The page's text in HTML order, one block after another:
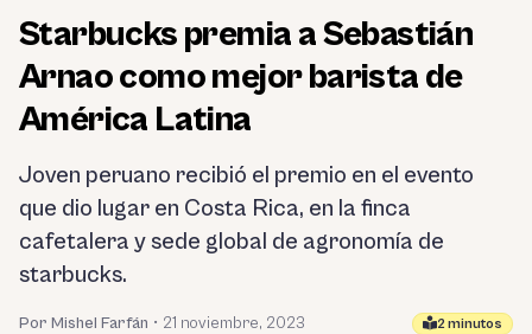
Starbucks premia a Sebastián
Arnao como mejor barista de
América Latina
Joven peruano recibió el premio en el evento
que dio lugar en Costa Rica, en la finca
cafetalera y sede global de agronomía de
starbucks.
Por Mishel Farfán • 21 noviembre, 2023 2 minutos